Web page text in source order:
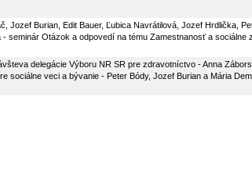
Jozef Burian, Edit Bauer, Ľubica Navrátilová, Jozef Hrdlička,
- seminár Otázok a odpovedí na tému Zamestnanosť a sociálne
delegácie Výboru NR SR pre zdravotníctvo - Anna
sociálne veci a bývanie - Peter Bódy, Jozef Burian a Mária